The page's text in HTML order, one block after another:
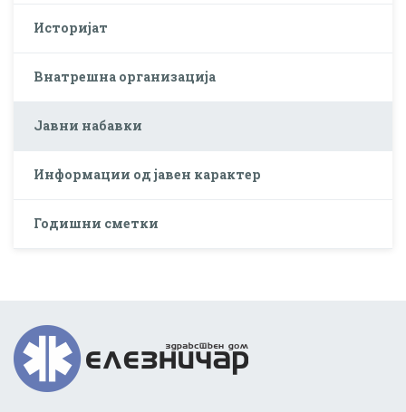
Историјат
Внатрешна организација
Јавни набавки
Информации од јавен карактер
Годишни сметки